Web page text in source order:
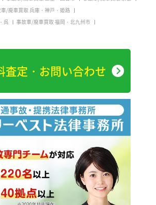
/廃車買取 兵庫・神戸・姫路
呉
事故車/廃車買取 福岡・北九州市
査定・お問い合わせ